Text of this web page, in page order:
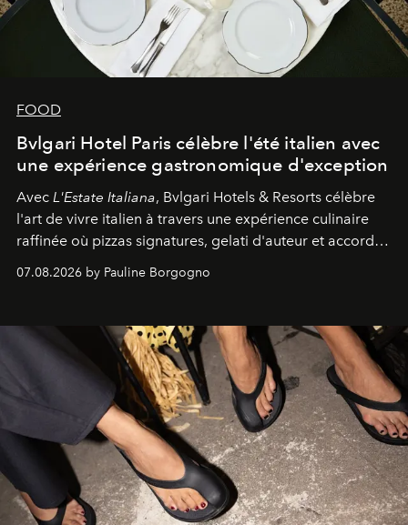
FOOD
Bvlgari Hotel Paris célèbre l'été italien avec
une expérience gastronomique d'exception
Avec L'Estate Italiana, Bvlgari Hotels & Resorts célèbre
l'art de vivre italien à travers une expérience culinaire
raffinée où pizzas signatures, gelati d'auteur et accords
d'exception composent un véritable voyage sensoriel.
07.08.2026 by Pauline Borgogno